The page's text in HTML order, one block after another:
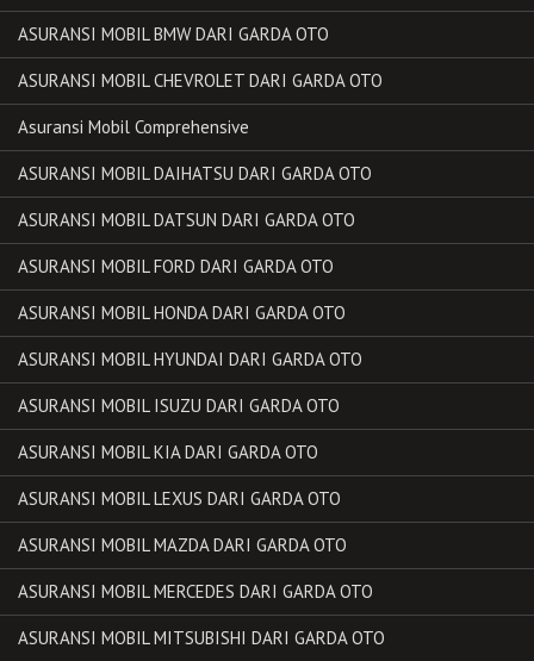
ASURANSI MOBIL BMW DARI GARDA OTO
ASURANSI MOBIL CHEVROLET DARI GARDA OTO
Asuransi Mobil Comprehensive
ASURANSI MOBIL DAIHATSU DARI GARDA OTO
ASURANSI MOBIL DATSUN DARI GARDA OTO
ASURANSI MOBIL FORD DARI GARDA OTO
ASURANSI MOBIL HONDA DARI GARDA OTO
ASURANSI MOBIL HYUNDAI DARI GARDA OTO
ASURANSI MOBIL ISUZU DARI GARDA OTO
ASURANSI MOBIL KIA DARI GARDA OTO
ASURANSI MOBIL LEXUS DARI GARDA OTO
ASURANSI MOBIL MAZDA DARI GARDA OTO
ASURANSI MOBIL MERCEDES DARI GARDA OTO
ASURANSI MOBIL MITSUBISHI DARI GARDA OTO